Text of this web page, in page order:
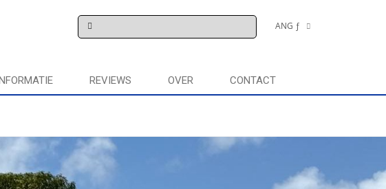
ANG ƒ
REVIEWS OVER CONTACT